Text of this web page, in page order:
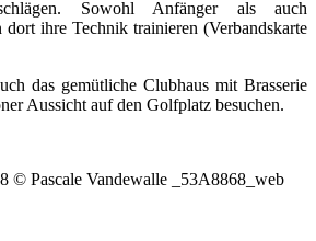
Sowohl Anfänger als auch
dort ihre Technik trainieren (Verbandskarte
das gemütliche Clubhaus mit Brasserie
Aussicht auf den Golfplatz besuchen.